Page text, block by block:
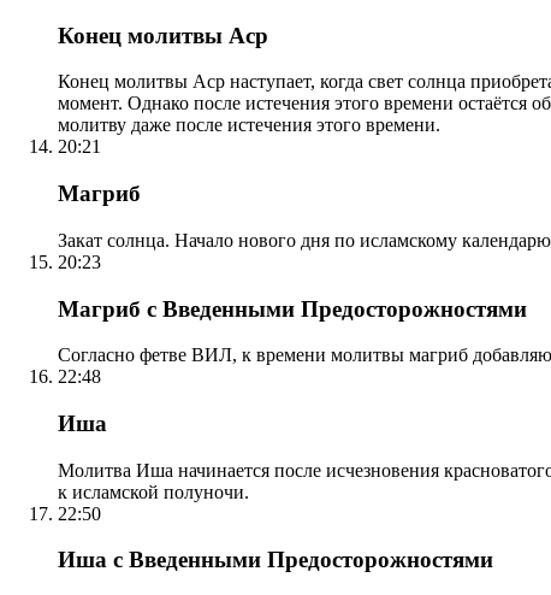
Конец молитвы Аср
Конец молитвы Аср наступает, когда свет солнца
момент. Однако после истечения этого времени остаётся
молитву даже после истечения этого времени.
20:21
Магриб
Закат солнца. Начало нового дня по исламскому
20:23
Магриб с Введенными Предосторожностями
Согласно фетве ВИЛ, к времени молитвы магриб
22:48
Иша
Молитва Иша начинается после исчезновения
к исламской полуночи.
22:50
Иша с Введенными Предосторожностями